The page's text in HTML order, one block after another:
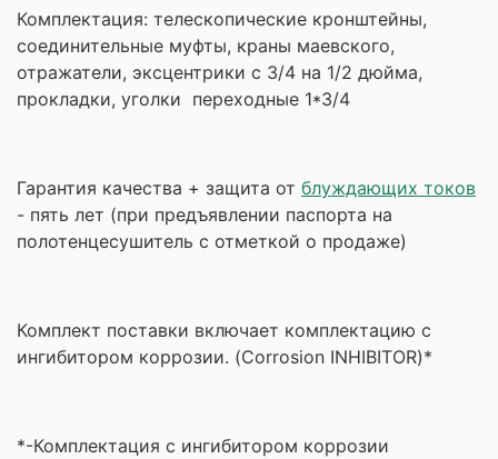
Комплектация: телескопические кронштейны,
соединительные муфты, краны маевского,
отражатели, эксцентрики с 3/4 на 1/2 дюйма,
прокладки, уголки переходные 1*3/4
Гарантия качества + защита от блуждающих токов
- пять лет (при предъявлении паспорта на
полотенцесушитель с отметкой о продаже)
Комплект поставки включает комплектацию с
ингибитором коррозии. (Corrosion INHIBITOR)*
*-Комплектация с ингибитором коррозии